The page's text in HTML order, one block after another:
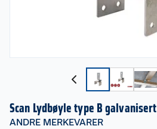
Scan Lydbøyle type B galvanisert
ANDRE MERKEVARER